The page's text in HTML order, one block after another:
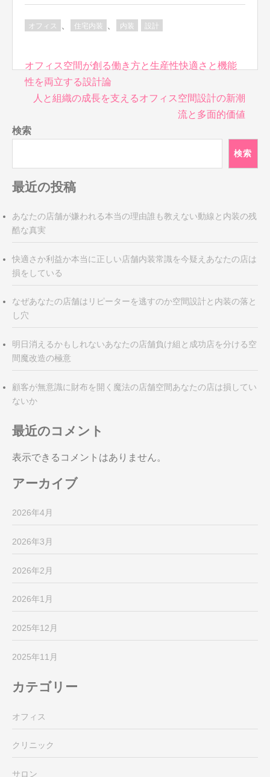
オフィス 住宅内装 内装 設計
投
稿
ナ
ゲ
ー
ョ
ン
オフィス空間が創る働き方と生産性快適さと機能
性を両立する設計論
人と組織の成長を支えるオフィス空間設計の新潮
流と多面的価値
検索
検索
最近の投稿
あなたの店舗が嫌われる本当の理由誰も教えない動線と内装の残
酷な真実
快適さか利益か本当に正しい店舗内装常識を今疑えあなたの店は
損をしている
なぜあなたの店舗はリピーターを逃すのか空間設計と内装の落と
し穴
明日消えるかもしれないあなたの店舗負け組と成功店を分ける空
間魔改造の極意
顧客が無意識に財布を開く魔法の店舗空間あなたの店は損してい
ないか
最近のコメント
表示できるコメントはありません。
アーカイブ
2026年4月
2026年3月
2026年2月
2026年1月
2025年12月
2025年11月
カテゴリー
オフィス
クリニック
サロン